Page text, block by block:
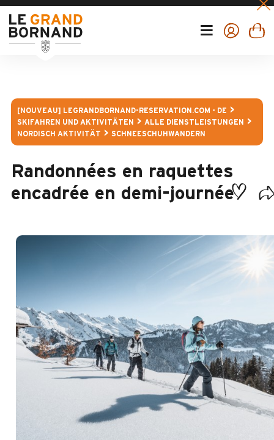
[NOUVEAU] LEGRANDBORNAND-RESERVATION.COM - DE
SKIFAHREN UND AKTIVITÄTEN
ALLE DIENSTLEISTUNGEN
NORDISCH AKTIVITÄT
SCHNEESCHUHWANDERN
Randonnées en raquettes
encadrée en demi-journée